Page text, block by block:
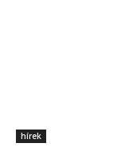
hírek